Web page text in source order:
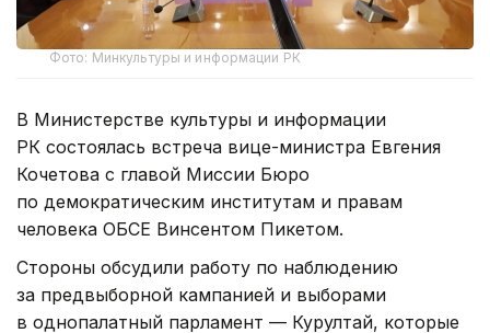
Фото: Минкультуры и информации РК
В Министерстве культуры и информации
РК состоялась встреча вице-министра Евгения
Кочетова с главой Миссии Бюро
по демократическим институтам и правам
человека ОБСЕ Винсентом Пикетом.
Стороны обсудили работу по наблюдению
за предвыборной кампанией и выборами
в однопалатный парламент — Курултай, которые